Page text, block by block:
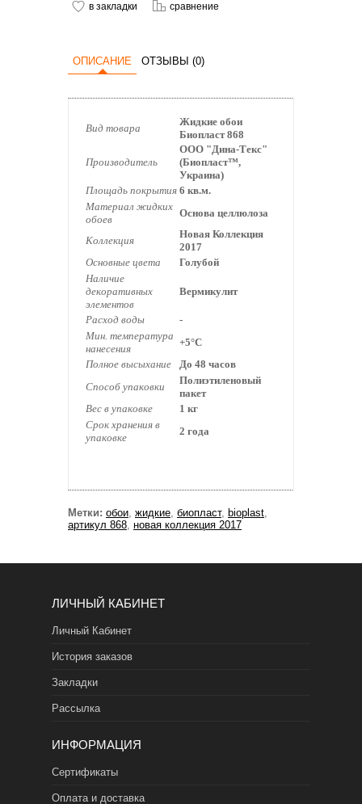
в закладки сравнение
ОПИСАНИЕ ОТЗЫВЫ (0)
Вид товара
Жидкие обои
Биопласт 868
Производитель
ООО "Дина-Текс"
(Биопласт™,
Украина)
Площадь покрытия 6 кв.м.
Материал жидких
обоев
Основа целлюлоза
Коллекция
Новая Коллекция
2017
Основные цвета
Голубой
Наличие
декоративных
элементов
Вермикулит
Расход воды
-
Мин. температура
нанесения
+5°С
Полное высыхание
До 48 часов
Способ упаковки
Полиэтиленовый
пакет
Вес в упаковке
1 кг
Срок хранения в
упаковке
2 года
Метки: обои жидкие биопласт, bioplast
артикул 868 новая коллекция 2017
ЛИЧНЫЙ КАБИНЕТ
Личный Кабинет
История заказов
Закладки
Рассылка
ИНФОРМАЦИЯ
Сертификаты
Оплата и доставка